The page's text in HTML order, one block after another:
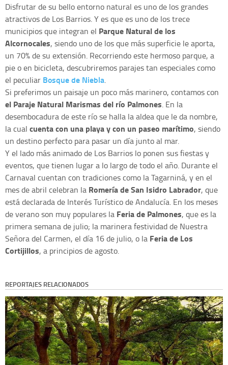
Disfrutar de su bello entorno natural es uno de los grandes
atractivos de Los Barrios. Y es que es uno de los trece
municipios que integran el Parque Natural de los
Alcornocales, siendo uno de los que más superficie le aporta,
un 70% de su extensión. Recorriendo este hermoso parque, a
pie o en bicicleta, descubriremos parajes tan especiales como
el peculiar Bosque de Niebla.
Si preferimos un paisaje un poco más marinero, contamos con
el Paraje Natural Marismas del río Palmones. En la
desembocadura de este río se halla la aldea que le da nombre,
la cual cuenta con una playa y con un paseo marítimo, siendo
un destino perfecto para pasar un día junto al mar.
Y el lado más animado de Los Barrios lo ponen sus fiestas y
eventos, que tienen lugar a lo largo de todo el año. Durante el
Carnaval cuentan con tradiciones como la Tagarniná, y en el
mes de abril celebran la Romería de San Isidro Labrador, que
está declarada de Interés Turístico de Andalucía. En los meses
de verano son muy populares la Feria de Palmones, que es la
primera semana de julio; la marinera festividad de Nuestra
Señora del Carmen, el día 16 de julio, o la Feria de Los
Cortijillos, a principios de agosto.
REPORTAJES RELACIONADOS